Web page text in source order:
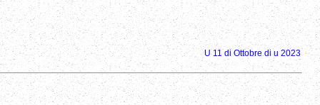
U 11 di Ottobre di u 2023